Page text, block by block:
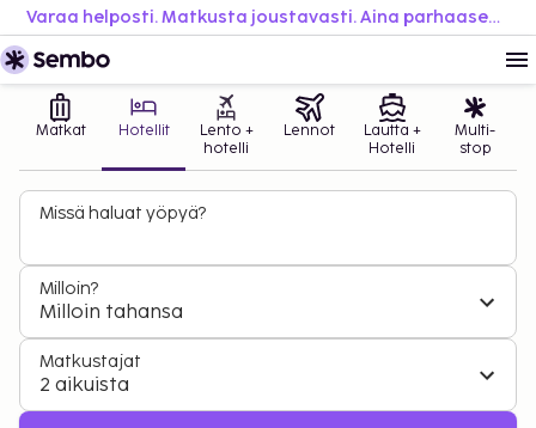
Varaa helposti. Matkusta joustavasti. Aina parhaaseen hintaan.
Matkat Hotellit
Lento +
hotelli
Lennot
Lautta +
Hotelli
Multi-
stop
Missä haluat yöpyä?
Milloin?
Milloin tahansa
Matkustajat
2 aikuista